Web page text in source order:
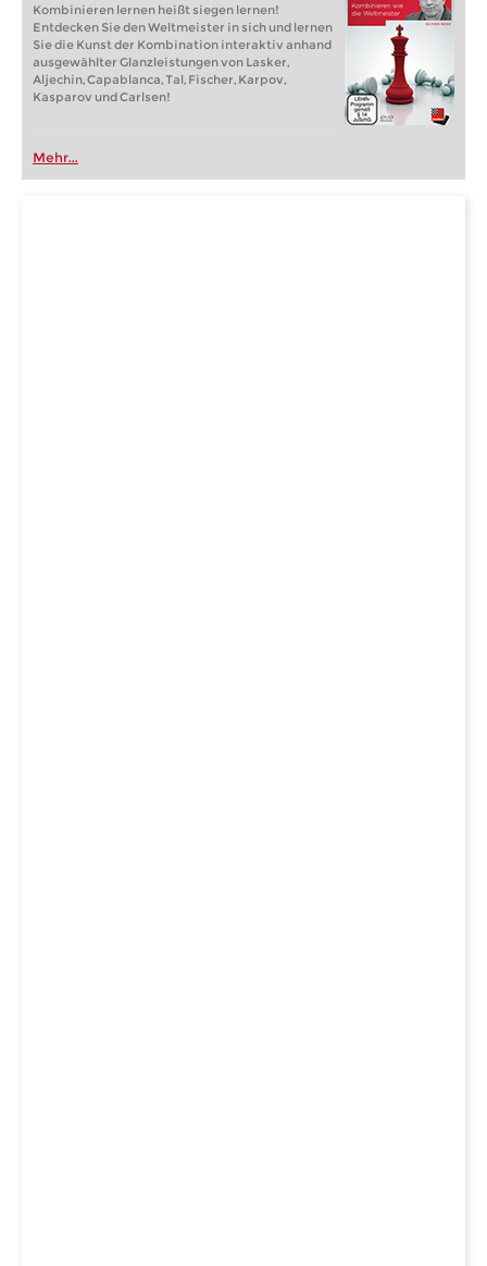
Kombinieren lernen heißt siegen lernen!
Entdecken Sie den Weltmeister in sich und lernen
Sie die Kunst der Kombination interaktiv anhand
ausgewählter Glanzleistungen von Lasker,
Aljechin, Capablanca, Tal, Fischer, Karpov,
Kasparov und Carlsen!
Mehr...